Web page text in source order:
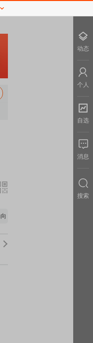
上市公司限售股解禁一览
动态
个人
自选
消息
搜索